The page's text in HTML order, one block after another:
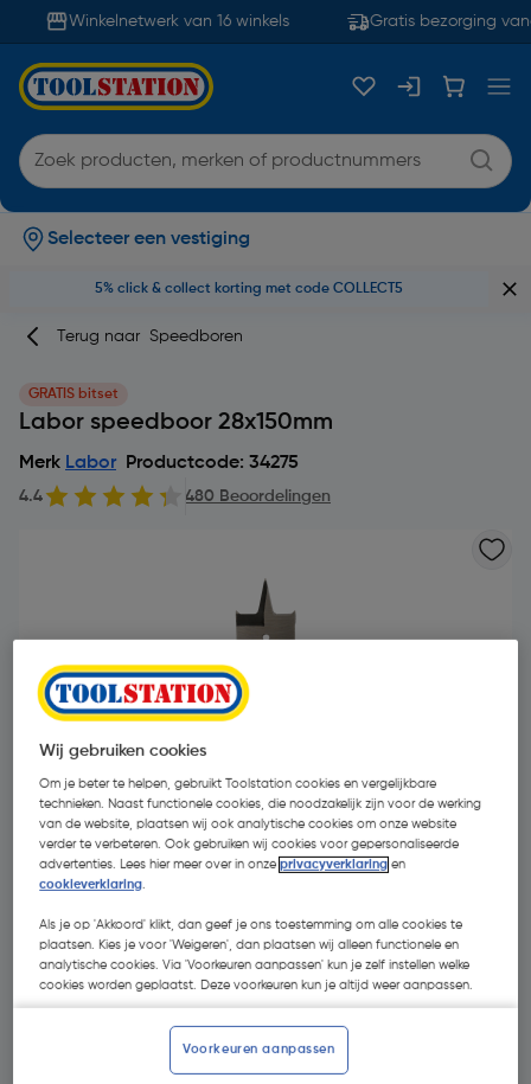
Winkelnetwerk van 16 winkels Gratis bezorging
Selecteer een vestiging
5% click & collect korting met code COLLECT5
Terug naar Speedboren
GRATIS bitset
Labor speedboor 28x150mm
Merk Labor Productcode: 34275
4.4 480 Beoordelingen
€ 2,76
€ 1,07| Excl. btw € 0,88
Kies productvariant(29)
Wij gebruiken cookies
Om je beter te helpen, gebruikt Toolstation cookies en vergelijkbare
technieken. Naast functionele cookies, die noodzakelijk zijn voor de werking
van de website, plaatsen wij ook analytische cookies om onze website
verder te verbeteren. Ook gebruiken wij cookies voor gepersonaliseerde
advertenties. Lees hier meer over in onzeprivacyverklaring en
cookieverklaring.
Als je op 'Akkoord' klikt, dan geef je ons toestemming om alle cookies te
plaatsen. Kies je voor 'Weigeren', dan plaatsen wij alleen functionele en
analytische cookies. Via 'Voorkeuren aanpassen' kun je zelf instellen welke
cookies worden geplaatst. Deze voorkeuren kun je altijd weer aanpassen.
Voorkeuren aanpassen